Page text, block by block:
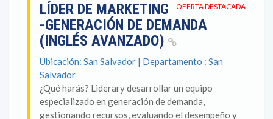
OFERTA DESTACADA
LÍDER DE MARKETING
-GENERACIÓN DE DEMANDA
(INGLÉS AVANZADO)
Ubicación: San Salvador | Departamento : San
Salvador
¿Qué harás? Liderary desarrollar un equipo
especializado en generación de demanda,
gestionando recursos, evaluando el desempeño y